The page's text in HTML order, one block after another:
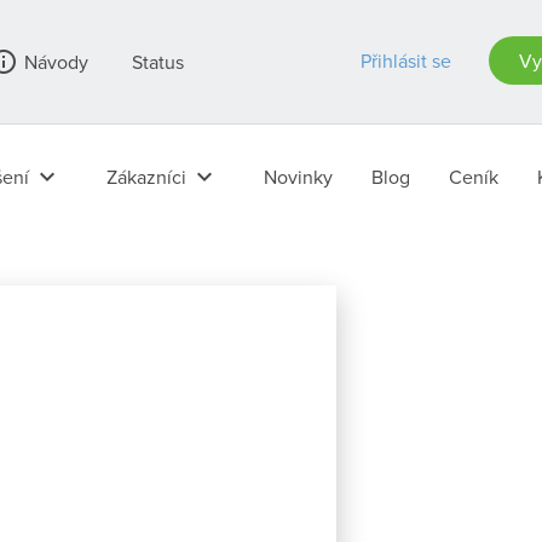
Návody Status Přihlásit se
keyboard_arrow_down Zákazníci keyboard_arrow_down Novinky Blog Ceník